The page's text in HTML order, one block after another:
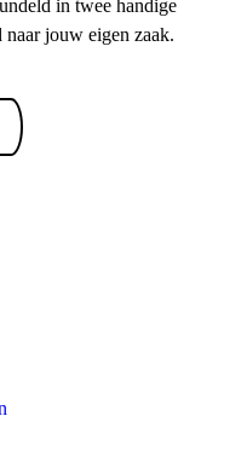
in twee handige
naar jouw eigen zaak.